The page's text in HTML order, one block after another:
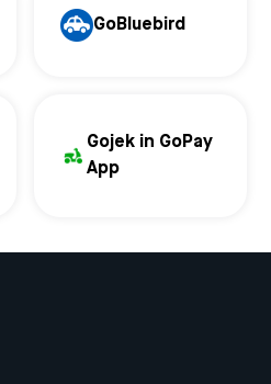
GoBluebird
Gojek in GoPay
App